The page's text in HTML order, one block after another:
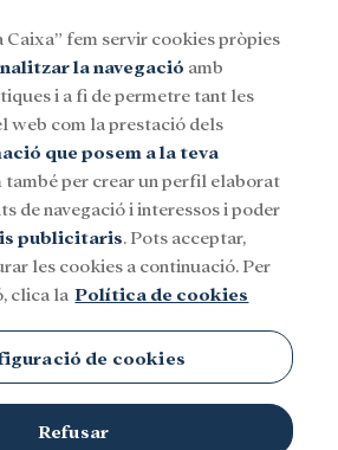
bequesCultura
Caixa” fem servir cookies pròpies
la navegació amb
i a fi de permetre tant les
web com la prestació dels
que posem a la teva
també per crear un perfil elaborat
de navegació i interessos i poder
publicitaris. Pots acceptar,
les cookies a continuació. Per
clica la Política de cookies
de cookies
Refusar